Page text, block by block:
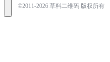
©2011-2026草料二维码 版权所有